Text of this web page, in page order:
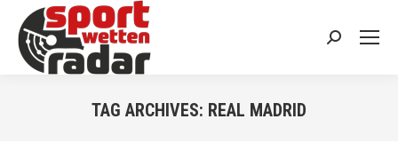
Search:
TAG ARCHIVES: REAL MADRID